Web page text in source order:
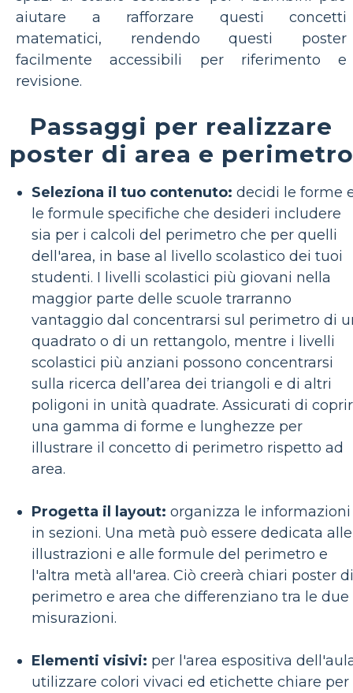
aiutare a rafforzare questi concetti
matematici, rendendo questi poster
facilmente accessibili per riferimento e
revisione.
Passaggi per realizzare
poster di area e perimetro
Seleziona il tuo contenuto: decidi le forme
le formule specifiche che desideri includere
sia per i calcoli del perimetro che per quelli
dell'area, in base al livello scolastico dei tuoi
studenti. I livelli scolastici più giovani nella
maggior parte delle scuole trarranno
vantaggio dal concentrarsi sul perimetro di
quadrato o di un rettangolo, mentre i livelli
scolastici più anziani possono concentrarsi
sulla ricerca dell’area dei triangoli e di altri
poligoni in unità quadrate. Assicurati di
una gamma di forme e lunghezze per
illustrare il concetto di perimetro rispetto ad
area.
Progetta il layout: organizza le informazioni
in sezioni. Una metà può essere dedicata alle
illustrazioni e alle formule del perimetro e
l'altra metà all'area. Ciò creerà chiari poster di
perimetro e area che differenziano tra le due
misurazioni.
Elementi visivi: per l'area espositiva
utilizzare colori vivaci ed etichette chiare per